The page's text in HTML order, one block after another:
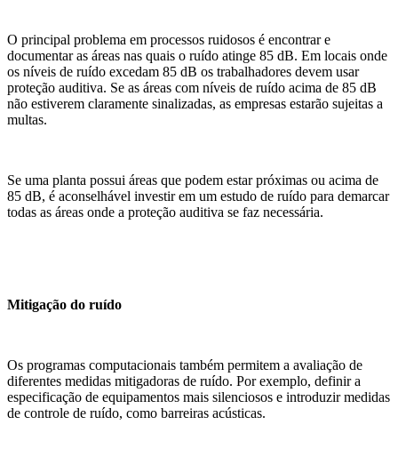
O principal problema em processos ruidosos é encontrar e
documentar as áreas nas quais o ruído atinge 85 dB. Em locais onde
os níveis de ruído excedam 85 dB os trabalhadores devem usar
proteção auditiva. Se as áreas com níveis de ruído acima de 85 dB
não estiverem claramente sinalizadas, as empresas estarão sujeitas a
multas.
Se uma planta possui áreas que podem estar próximas ou acima de
85 dB, é aconselhável investir em um estudo de ruído para demarcar
todas as áreas onde a proteção auditiva se faz necessária.
Mitigação do ruído
Os programas computacionais também permitem a avaliação de
diferentes medidas mitigadoras de ruído. Por exemplo, definir a
especificação de equipamentos mais silenciosos e introduzir medidas
de controle de ruído, como barreiras acústicas.